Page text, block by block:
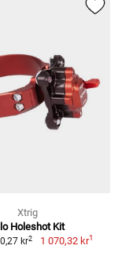
Xtrig
Holeshot Kit
kr2 1 070,32 kr1